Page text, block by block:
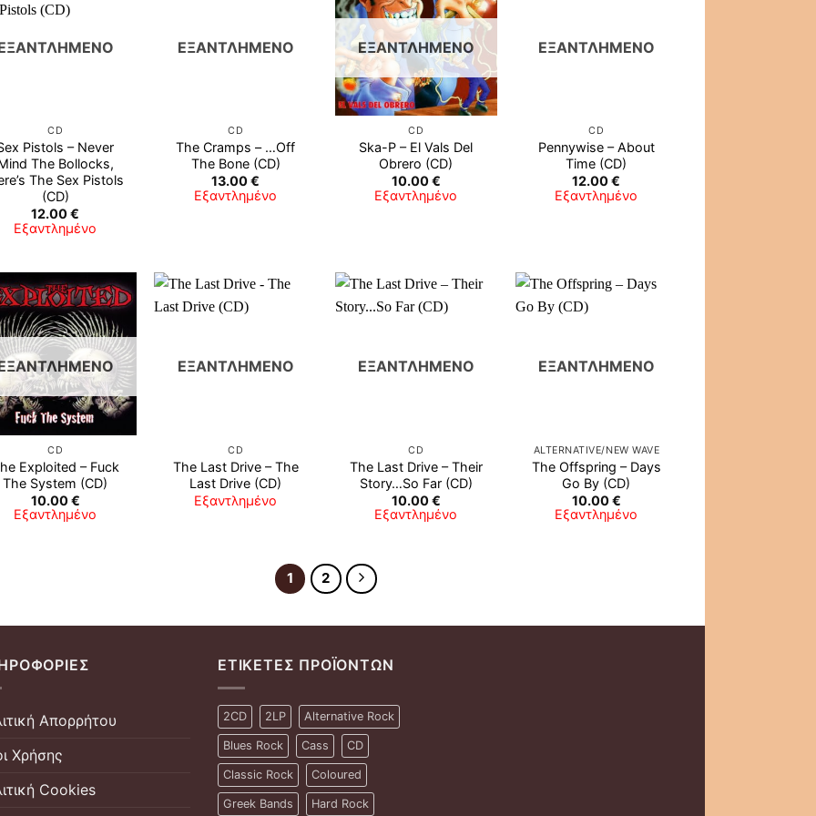
CD
Pistols – Never
The Bollocks,
The Sex Pistols
(CD)
12.00€
Εξαντλημένο
ΕΞΑΝΤΛΗΜΈΝΟ
CD
The Cramps – …Off
The Bone (CD)
13.00€
Εξαντλημένο
ΕΞΑΝΤΛΗΜΈΝΟ
CD
Ska-P – El Vals Del
Obrero (CD)
10.00€
Εξαντλημένο
ΕΞΑΝΤΛΗΜΈΝΟ
CD
Pennywise ‎– About
Time (CD)
12.00€
Εξαντλημένο
CD
Exploited ‎– Fuck
The System (CD)
10.00€
Εξαντλημένο
ΕΞΑΝΤΛΗΜΈΝΟ
CD
The Last Drive – The
Last Drive (CD)
Εξαντλημένο
ΕΞΑΝΤΛΗΜΈΝΟ
CD
The Last Drive ‎– Their
Story…So Far (CD)
10.00€
Εξαντλημένο
ΕΞΑΝΤΛΗΜΈΝΟ
ALTERNATIVE/NEW WAVE
The Offspring ‎– Days
Go By (CD)
10.00€
Εξαντλημένο
1 2
Απορρήτου
Χρήσης
Cookies
ΕΤΙΚΈΤΕΣ ΠΡΟΪΌΝΤΩΝ
2CD 2LP Alternative Rock
Blues Rock Cass CD
Classic Rock Coloured
Greek Bands Hard Rock